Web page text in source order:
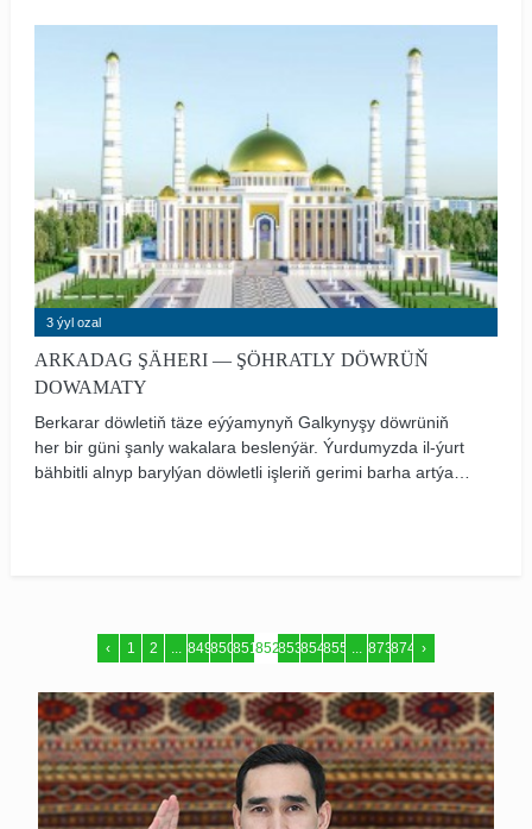
irginsiz yhlasynyň, hemişelik üns-aladasynyň ajaýyp
miwesidir.
3 ýyl ozal
ARKADAG ŞÄHERI — ŞÖHRATLY DÖWRÜŇ
DOWAMATY
Berkarar döwletiň täze eýýamynyň Galkynyşy döwrüniň
her bir güni şanly wakalara beslenýär. Ýurdumyzda il-ýurt
bähbitli alnyp barylýan döwletli işleriň gerimi barha artýar.
‹ 1 2 ... 849850851852853854855 ... 873874 ›